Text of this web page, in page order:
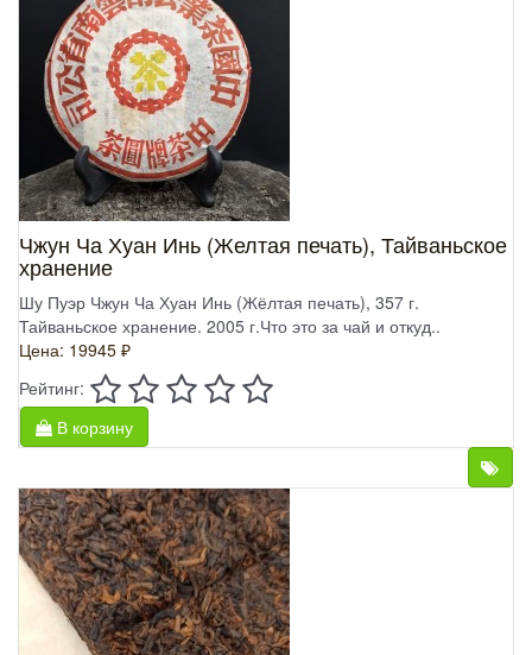
Чжун Ча Хуан Инь (Желтая печать), Тайваньское
хранение
Шу Пуэр Чжун Ча Хуан Инь (Жёлтая печать), 357 г.
Тайваньское хранение. 2005 г.Что это за чай и откуд..
Цена: 19945 ₽
Рейтинг:
В корзину